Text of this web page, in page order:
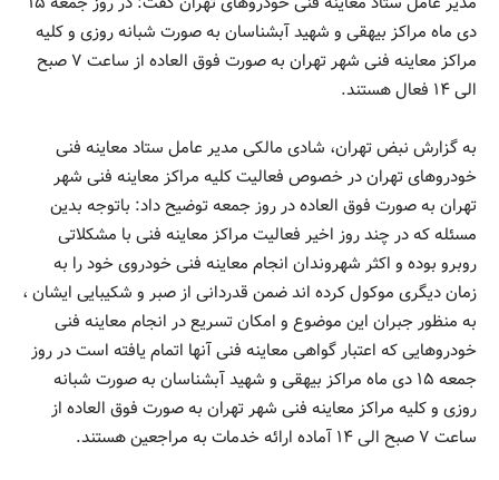
دی ماه مراکز بیهقی و شهید آبشناسان به صورت شبانه روزی و کلیه
مراکز معاینه فنی شهر تهران به صورت فوق العاده از ساعت ۷ صبح
الی ۱۴ فعال هستند.
به گزارش نبض تهران، شادی مالکی مدیر عامل ستاد معاینه فنی
خودروهای تهران در خصوص فعالیت کلیه مراکز معاینه فنی شهر
تهران به صورت فوق العاده در روز جمعه توضیح داد: باتوجه بدین
مسئله که در چند روز اخیر فعالیت مراکز معاینه فنی با مشکلاتی
روبرو بوده و اکثر شهروندان انجام معاینه فنی خودروی خود را به
زمان دیگری موکول کرده اند ضمن قدردانی از صبر و شکیبایی ایشان ،
به منظور جبران این موضوع و امکان تسریع در انجام معاینه فنی
خودروهایی که اعتبار گواهی معاینه فنی آنها اتمام یافته است در روز
جمعه ۱۵ دی ماه مراکز بیهقی و شهید آبشناسان به صورت شبانه
روزی و کلیه مراکز معاینه فنی شهر تهران به صورت فوق العاده از
ساعت ۷ صبح الی ۱۴ آماده ارائه خدمات به مراجعین هستند.